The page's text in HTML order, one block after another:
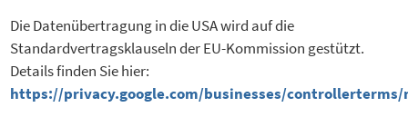
Die Datenübertragung in die USA wird auf die
Standardvertragsklauseln der EU-Kommission gestützt.
Details finden Sie hier:
https://privacy.google.com/businesses/controllerterms/